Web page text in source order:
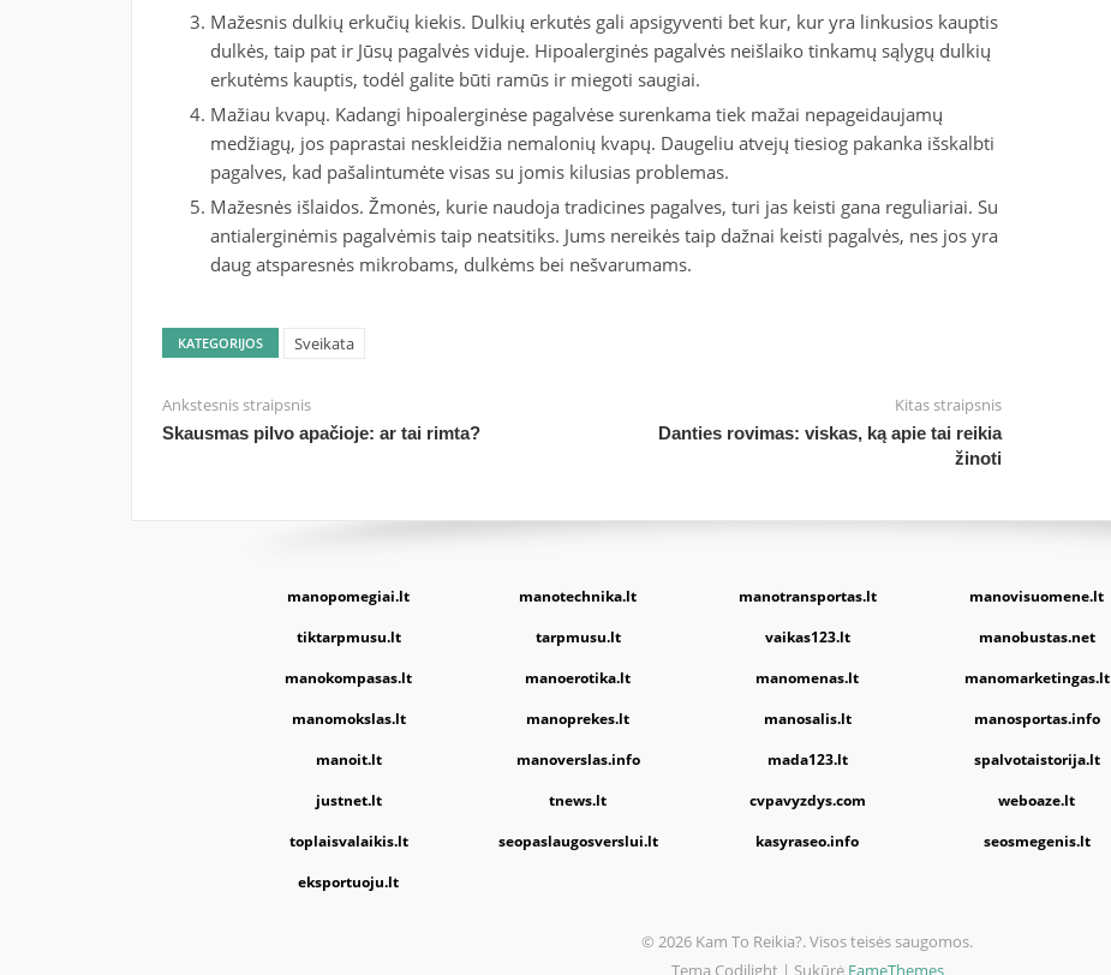
Mažesnis dulkių erkučių kiekis. Dulkių erkutės gali apsigyventi bet kur, kur yra linkusios kauptis
dulkės, taip pat ir Jūsų pagalvės viduje. Hipoalerginės pagalvės neišlaiko tinkamų sąlygų dulkių
erkutėms kauptis, todėl galite būti ramūs ir miegoti saugiai.
Mažiau kvapų. Kadangi hipoalerginėse pagalvėse surenkama tiek mažai nepageidaujamų
medžiagų, jos paprastai neskleidžia nemalonių kvapų. Daugeliu atvejų tiesiog pakanka išskalbti
pagalves, kad pašalintumėte visas su jomis kilusias problemas.
Mažesnės išlaidos. Žmonės, kurie naudoja tradicines pagalves, turi jas keisti gana reguliariai. Su
antialerginėmis pagalvėmis taip neatsitiks. Jums nereikės taip dažnai keisti pagalvės, nes jos yra
daug atsparesnės mikrobams, dulkėms bei nešvarumams.
KATEGORIJOS Sveikata
Ankstesnis straipsnis
Skausmas pilvo apačioje: ar tai rimta?
Kitas straipsnis
Danties rovimas: viskas, ką apie tai reikia
žinoti
manopomegiai.lt manotechnika.lt manotransportas.lt manovisuomene.lt
tiktarpmusu.lt
tarpmusu.lt vaikas123.lt manobustas.net
manokompasas.lt
manoerotika.lt manomenas.lt manomarketingas.lt
manomokslas.lt
manoprekes.lt manosalis.lt manosportas.info
manoit.lt
manoverslas.info mada123.lt spalvotaistorija.lt
justnet.lt
tnews.lt cvpavyzdys.com weboaze.lt
toplaisvalaikis.lt
seopaslaugosverslui.lt kasyraseo.info seosmegenis.lt
eksportuoju.lt
© 2026 Kam To Reikia?. Visos teisės saugomos.
Tema Codilight | Sukūrė FameThemes